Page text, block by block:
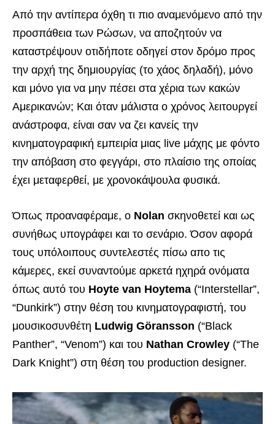
Από την αντίπερα όχθη τι πιο αναμενόμενο από την
προσπάθεια των Ρώσων, να αποζητούν να
καταστρέψουν οτιδήποτε οδηγεί στον δρόμο προς
την αρχή της δημιουργίας (το χάος δηλαδή), μόνο
και μόνο για να μην πέσει στα χέρια των κακών
Αμερικανών; Και όταν μάλιστα ο χρόνος λειτουργεί
ανάστροφα, είναι σαν να ζει κανείς την
κινηματογραφική εμπειρία μιας live μάχης με φόντο
την απόβαση στο φεγγάρι, στο πλαίσιο της οποίας
έχει μεταφερθεί, με χρονοκάψουλα φυσικά.
Όπως προαναφέραμε, ο Nolan σκηνοθετεί και ως
συνήθως υπογράφει και το σενάριο. Όσον αφορά
τους υπόλοιπους συντελεστές πίσω απο τις
κάμερες, εκεί συναντούμε αρκετά ηχηρά ονόματα
όπως αυτό του Hoyte van Hoytema (“Interstellar”,
“Dunkirk”) στην θέση του κινηματογραφιστή, του
μουσικοσυνθέτη Ludwig Göransson (“Black
Panther”, “Venom”) και του Nathan Crowley (“The
Dark Knight”) στη θέση του production designer.